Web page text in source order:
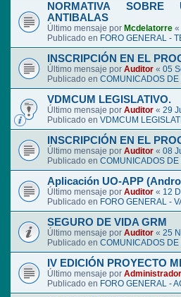
NORMATIVA
ANTIBALAS
Último mensaje por Mcdelatorre «
Publicado en FORO GENERAL -
INSCRIPCIÓN EN EL
Último mensaje por Auditor « 05
Publicado en COMUNICADOS
VDMCUM LEGISLATIVO.
Último mensaje por Auditor « 29
Publicado en VDMCUM
INSCRIPCIÓN EN EL
Último mensaje por Auditor « 08
Publicado en COMUNICADOS
Aplicación UO-APP
Último mensaje por Auditor « 12
Publicado en FORO GENERAL -
SEGURO DE VIDA GRM
Último mensaje por Auditor « 25
Publicado en COMUNICADOS
IV EDICIÓN PROYECTO
Último mensaje por Administrador
Publicado en FORO GENERAL -